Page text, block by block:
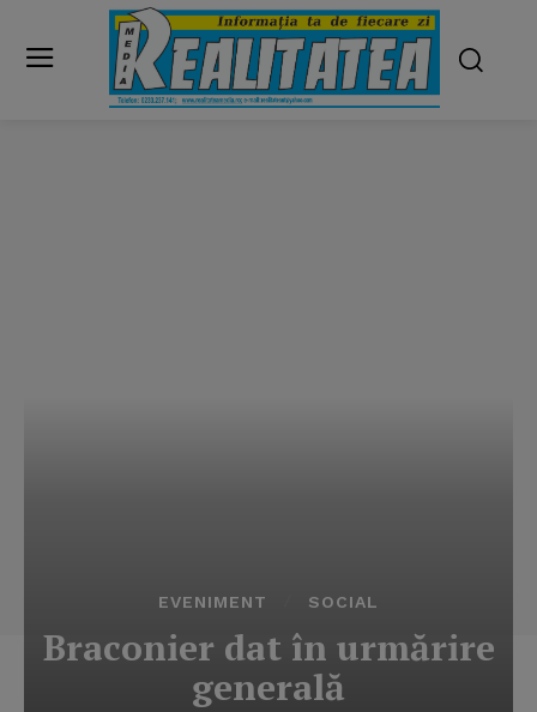
EVENIMENT SOCIAL
Braconier dat în urmărire
generală